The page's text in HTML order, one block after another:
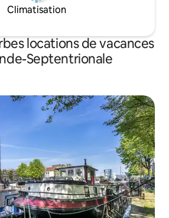
Climatisation
locations de vacances
Septentrionale